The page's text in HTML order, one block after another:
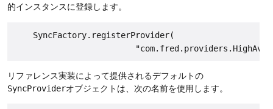
的インスタンスに登録します。
    SyncFactory.registerProvider(
リファレンス実装によって提供されるデフォルトの
SyncProviderオブジェクトは、次の名前を使用します。